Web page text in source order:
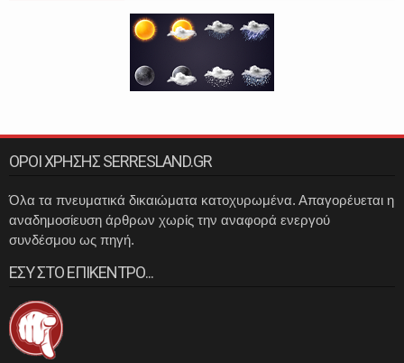
ΟΡΟΙ ΧΡΗΣΗΣ SERRESLAND.GR
Όλα τα πνευματικά δικαιώματα κατοχυρωμένα. Απαγορέυεται η
αναδημοσίευση άρθρων χωρίς την αναφορά ενεργού
συνδέσμου ως πηγή.
ΕΣΥ ΣΤΟ ΕΠΙΚΕΝΤΡΟ...